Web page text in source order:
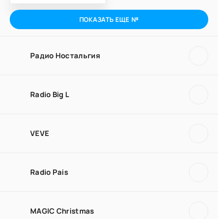
ПОКАЗАТЬ ЕЩЕ №
Радио Ностальгия
Radio Big L
VEVE
Radio Pais
MAGIC Christmas